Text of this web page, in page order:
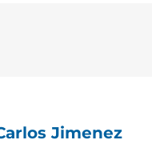
Jimenez